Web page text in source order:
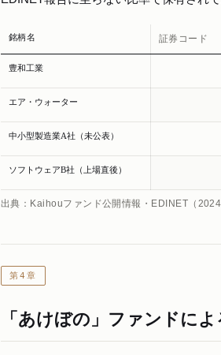
銘柄名 証券コード
豊和工業
エア・ウォーター
中小型製造業A社（未公表）
ソフトウェアB社（上場直後）
出典：Kaihouファンド公開情報・EDINET（
第4章
「あけぼの」ファンドに